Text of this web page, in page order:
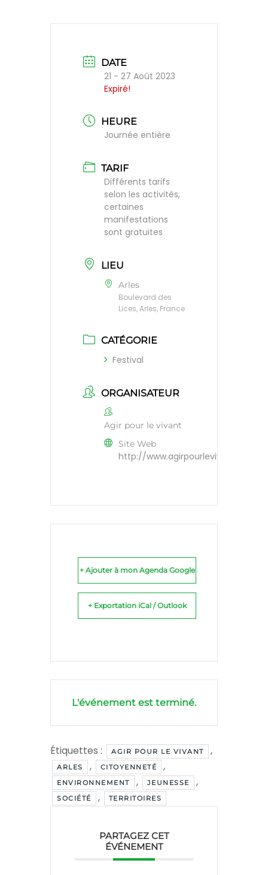
DATE
21 - 27 Août 2023
Expiré!
HEURE
Journée entière
TARIF
Différents tarifs
selon les activités,
certaines
manifestations
sont gratuites
LIEU
Arles
Boulevard des
Lices, Arles, France
CATÉGORIE
Festival
ORGANISATEUR
Agir pour le vivant
Site Web
http://www.agirpourlevivant.fr/
+ Ajouter à mon Agenda Google
+ Exportation iCal / Outlook
L'événement est terminé.
Étiquettes : AGIR POUR LE VIVANT ,
ARLES , CITOYENNETÉ ,
ENVIRONNEMENT , JEUNESSE ,
SOCIÉTÉ , TERRITOIRES
PARTAGEZ CET
ÉVÉNEMENT